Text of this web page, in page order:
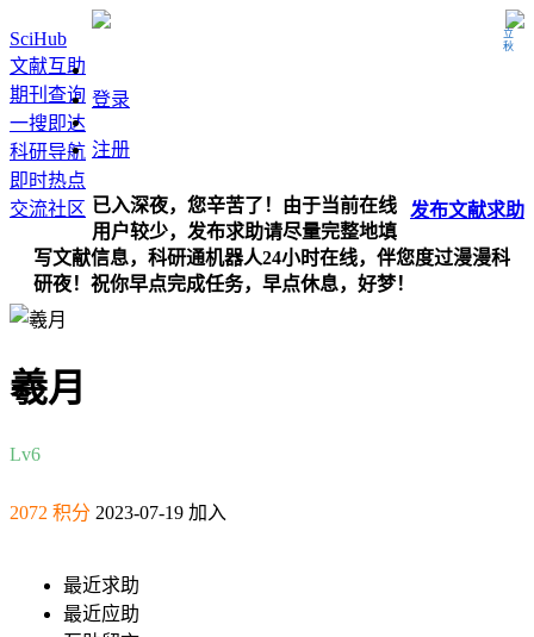
立秋
SciHub
文献互助
期刊查询
一搜即达
科研导航
即时热点
交流社区
登录
注册
发布文献求助
已入深夜，您辛苦了！由于当前在线
用户较少，发布求助请尽量完整地填
写文献信息，科研通机器人24小时在线，伴您度过漫漫科
研夜！祝你早点完成任务，早点休息，好梦！
羲月
Lv6
2072 积分 2023-07-19 加入
最近求助
最近应助